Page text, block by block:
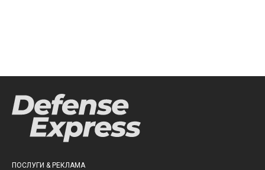
ПОСЛУГИ & РЕКЛАМА